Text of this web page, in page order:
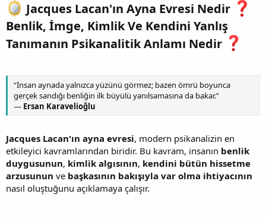
Jacques Lacan'ın Ayna Evresi Nedir
Benlik, İmge, Kimlik Ve Kendini Yanlış
Tanımanın Psikanalitik Anlamı Nedir
“İnsan aynada yalnızca yüzünü görmez; bazen ömrü boyunca
gerçek sandığı benliğin ilk büyülü yanılsamasına da bakar.”
— Ersan Karavelioğlu
Jacques Lacan'ın ayna evresi, modern psikanalizin en
etkileyici kavramlarından biridir. Bu kavram, insanın benlik
duygusunun, kimlik algısının, kendini bütün hissetme
arzusunun ve başkasının bakışıyla var olma ihtiyacının
nasıl oluştuğunu açıklamaya çalışır.